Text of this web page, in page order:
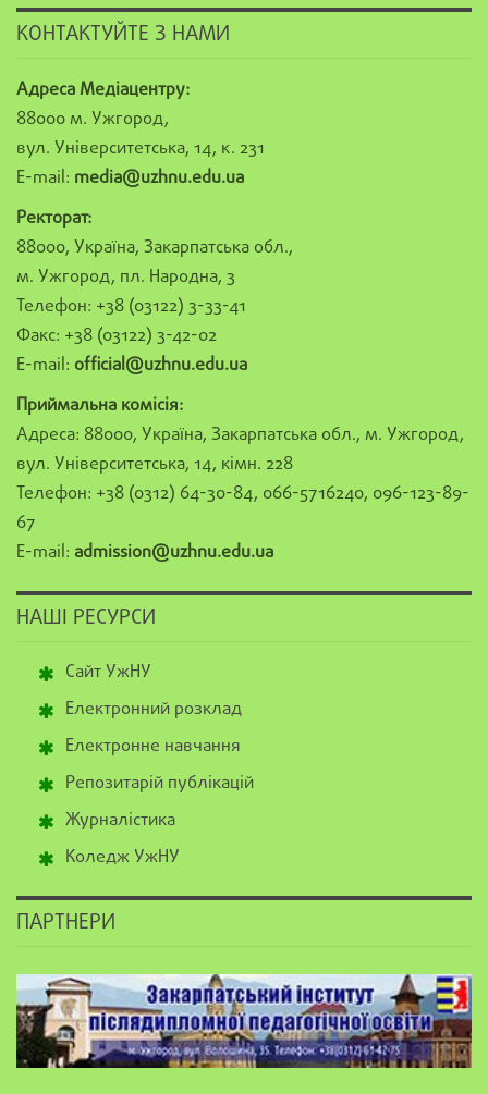
КОНТАКТУЙТЕ З НАМИ
Адреса Медіацентру:
88000 м. Ужгород,
вул. Університетська, 14, к. 231
E-mail: media@uzhnu.edu.ua
Ректорат:
88000, Україна, Закарпатська обл.,
м. Ужгород, пл. Народна, 3
Телефон: +38 (03122) 3-33-41
Факс: +38 (03122) 3-42-02
E-mail: official@uzhnu.edu.ua
Приймальна комісія:
Адреса: 88000, Україна, Закарпатська обл., м. Ужгород,
вул. Університетська, 14, кімн. 228
Телефон: +38 (0312) 64-30-84, 066-5716240, 096-123-89-
67
E-mail: admission@uzhnu.edu.ua
НАШІ РЕСУРСИ
Сайт УжНУ
Електронний розклад
Електронне навчання
Репозитарій публікацій
Журналістика
Коледж УжНУ
ПАРТНЕРИ